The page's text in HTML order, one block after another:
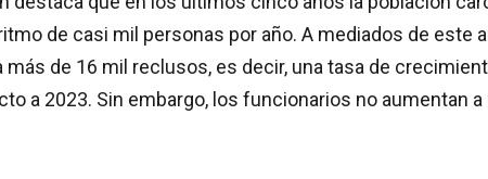
de casi mil personas por año. A mediados de este
más de 16 mil reclusos, es decir, una tasa de
a 2023. Sin embargo, los funcionarios no aumentan